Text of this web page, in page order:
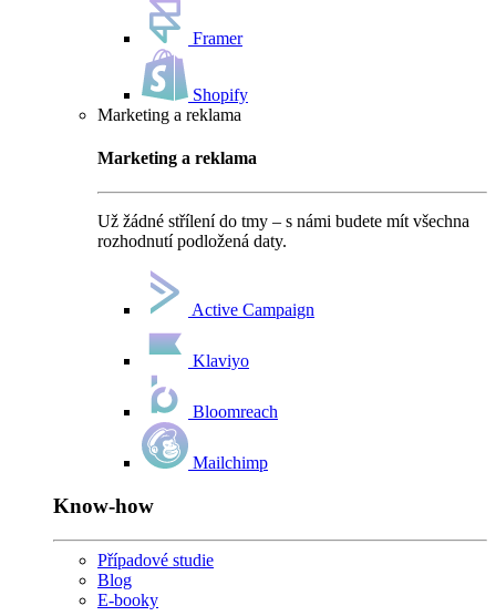
Framer
Shopify
Marketing a reklama
Marketing a reklama
Už žádné střílení do tmy – s námi budete mít všechna
rozhodnutí podložená daty.
Active Campaign
Klaviyo
Bloomreach
Mailchimp
Know-how
Případové studie
Blog
E-booky